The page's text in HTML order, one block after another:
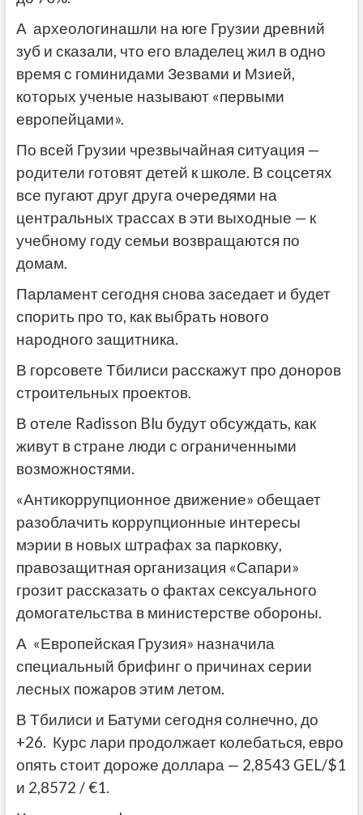
А археологинашли на юге Грузии древний
зуб и сказали, что его владелец жил в одно
время с гоминидами Зезвами и Мзией,
которых ученые называют «первыми
европейцами».
По всей Грузии чрезвычайная ситуация —
родители готовят детей к школе. В соцсетях
все пугают друг друга очередями на
центральных трассах в эти выходные — к
учебному году семьи возвращаются по
домам.
Парламент сегодня снова заседает и будет
спорить про то, как выбрать нового
народного защитника.
В горсовете Тбилиси расскажут про доноров
строительных проектов.
В отеле Radisson Blu будут обсуждать, как
живут в стране люди с ограниченными
возможностями.
«Антикоррупционное движение» обещает
разоблачить коррупционные интересы
мэрии в новых штрафах за парковку,
правозащитная организация «Сапари»
грозит рассказать о фактах сексуального
домогательства в министерстве обороны.
А «Европейская Грузия» назначила
специальный брифинг о причинах серии
лесных пожаров этим летом.
В Тбилиси и Батуми сегодня солнечно, до
+26. Курс лари продолжает колебаться, евро
опять стоит дороже доллара — 2,8543 GEL/$1
и 2,8572 / €1.